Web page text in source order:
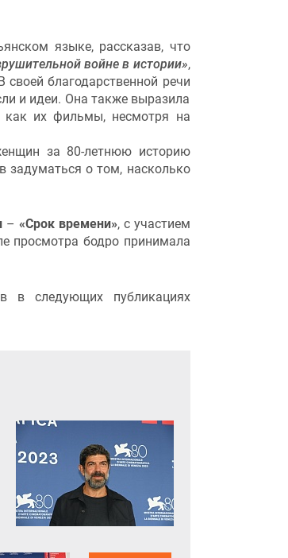
языке, рассказав, что
войне в истории»,
своей благодарственной речи
и идеи. Она также выразила
как их фильмы, несмотря на
за 80-летнюю историю
задуматься о том, насколько
– «Срок времени», с участием
просмотра бодро принимала
в следующих публикациях